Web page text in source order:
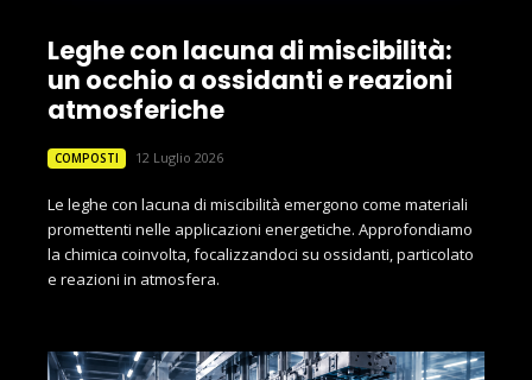
Leghe con lacuna di miscibilità:
un occhio a ossidanti e reazioni
atmosferiche
COMPOSTI 12 Luglio 2026
Le leghe con lacuna di miscibilità emergono come materiali
promettenti nelle applicazioni energetiche. Approfondiamo
la chimica coinvolta, focalizzandoci su ossidanti, particolato
e reazioni in atmosfera.